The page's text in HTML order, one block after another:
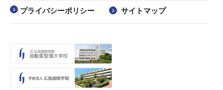
プライバシーポリシー サイトマップ